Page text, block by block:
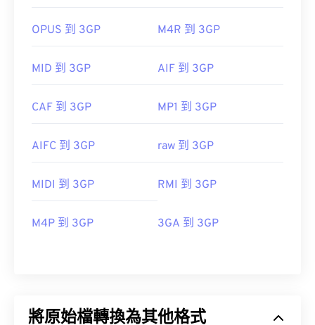
OPUS 到 3GP M4R 到 3GP
MID 到 3GP AIF 到 3GP
CAF 到 3GP MP1 到 3GP
AIFC 到 3GP raw 到 3GP
MIDI 到 3GP RMI 到 3GP
M4P 到 3GP 3GA 到 3GP
將原始檔轉換為其他格式